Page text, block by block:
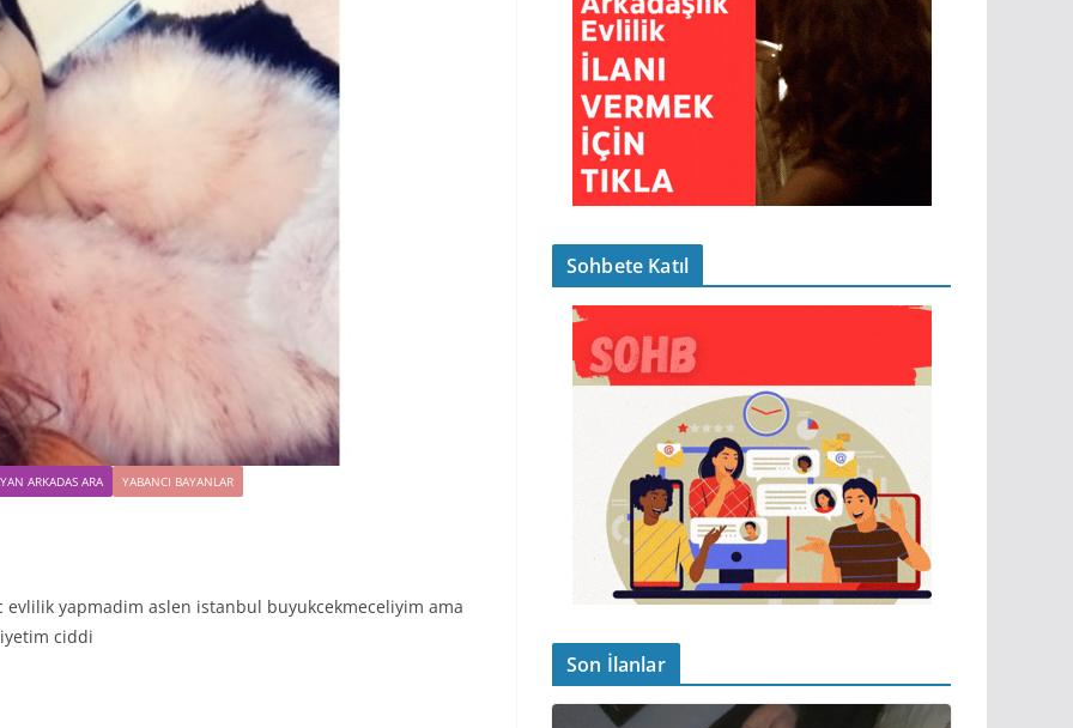
ARKADAS ARA YABANCI BAYANLAR
yapmadim aslen istanbul buyukcekmeceliyim ama
ciddi
Sohbete Katıl
Son İlanlar